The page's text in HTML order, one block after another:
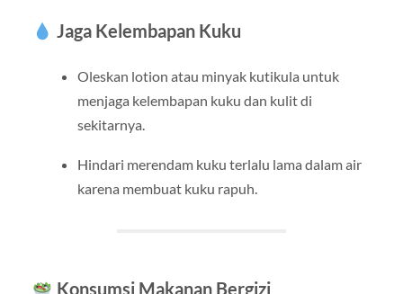
Jaga Kelembapan Kuku
Oleskan lotion atau minyak kutikula untuk
menjaga kelembapan kuku dan kulit di
sekitarnya.
Hindari merendam kuku terlalu lama dalam air
karena membuat kuku rapuh.
Konsumsi Makanan Bergizi